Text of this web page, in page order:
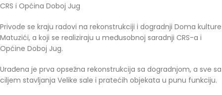
CRS i Općina Doboj Jug
Privode se kraju radovi na rekonstrukciji i dogradnji Doma kulture
Matuzići, a koji se realiziraju u međusobnoj saradnji CRS-a i
Općine Doboj Jug.
Urađena je prva opsežna rekonstrukcija sa dogradnjom, a sve sa
ciljem stavljanja Velike sale i pratećih objekata u punu funkciju.